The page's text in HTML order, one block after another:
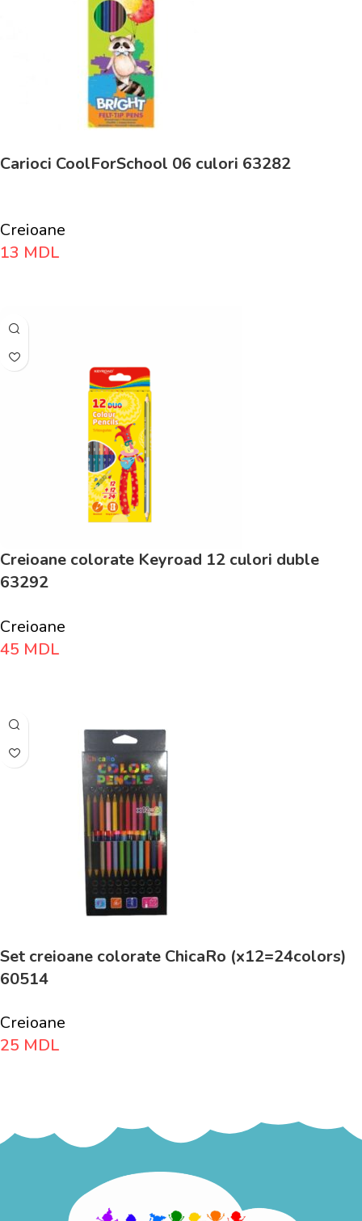
Carioci CoolForSchool 06 culori 63282
Creioane
13 MDL
Creioane colorate Keyroad 12 culori duble
63292
Creioane
45 MDL
Set creioane colorate ChicaRo (x12=24colors)
60514
Creioane
25 MDL